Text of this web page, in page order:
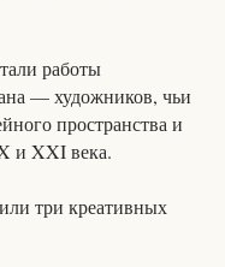
работы
— художников, чьи
пространства и
и XXI века.
три креативных